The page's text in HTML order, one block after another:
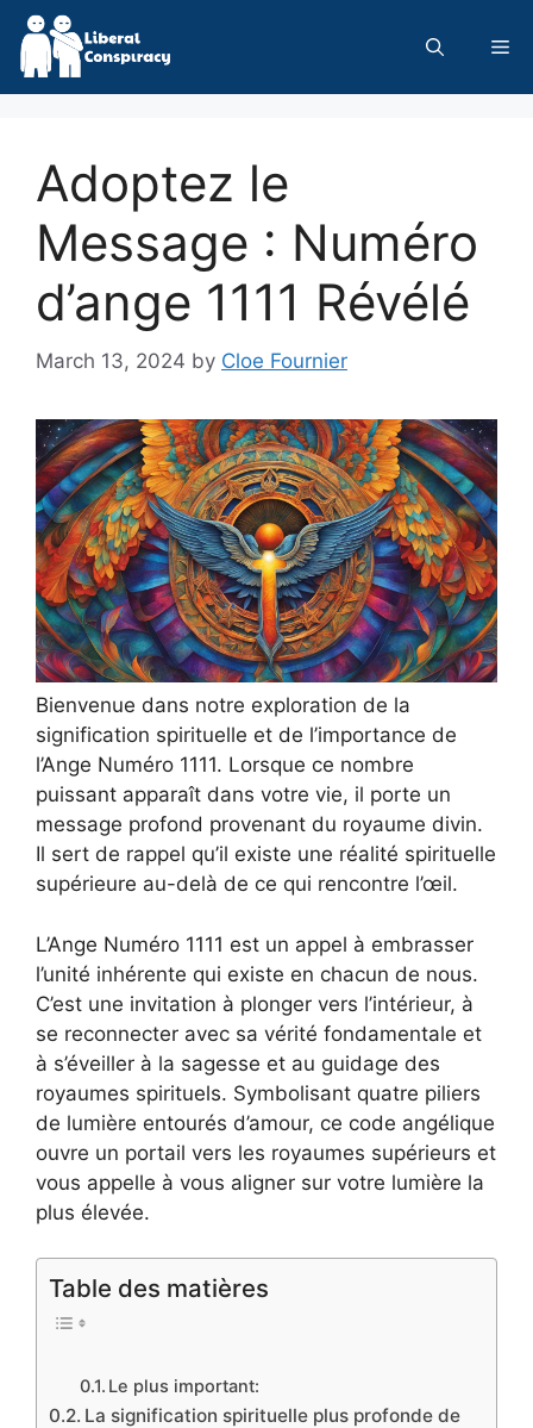
Skip
content
Adoptez le
Message : Numéro
d’ange 1111 Révélé
March 13, 2024 by Cloe Fournier
Bienvenue dans notre exploration de la
signification spirituelle et de l’importance de
l’Ange Numéro 1111. Lorsque ce nombre
puissant apparaît dans votre vie, il porte un
message profond provenant du royaume divin.
Il sert de rappel qu’il existe une réalité spirituelle
supérieure au-delà de ce qui rencontre l’œil.
L’Ange Numéro 1111 est un appel à embrasser
l’unité inhérente qui existe en chacun de nous.
C’est une invitation à plonger vers l’intérieur, à
se reconnecter avec sa vérité fondamentale et
à s’éveiller à la sagesse et au guidage des
royaumes spirituels. Symbolisant quatre piliers
de lumière entourés d’amour, ce code angélique
ouvre un portail vers les royaumes supérieurs et
vous appelle à vous aligner sur votre lumière la
plus élevée.
Table des matières
Le plus important:
La signification spirituelle plus profonde de